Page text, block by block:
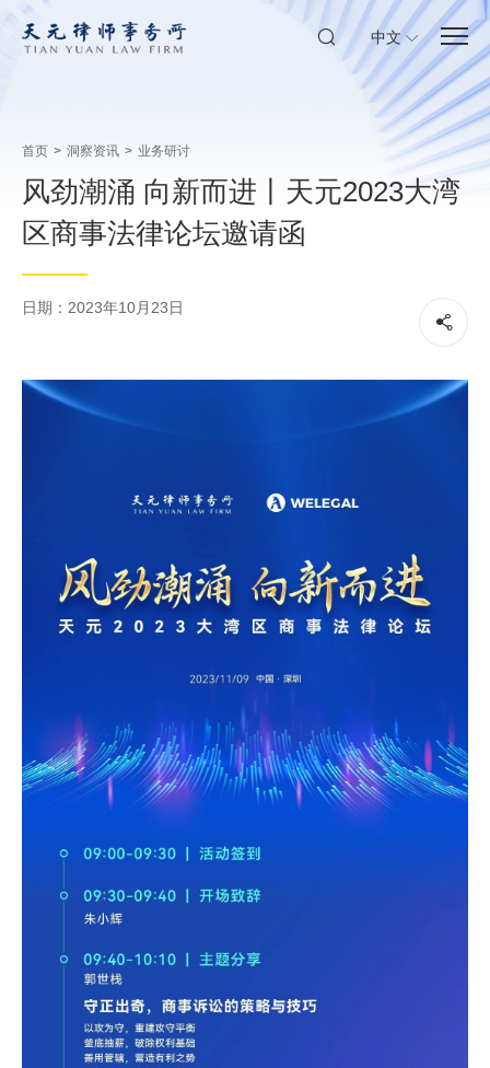
中文
首页 > 洞察资讯 > 业务研讨
风劲潮涌 向新而进丨天元2023大湾
区商事法律论坛邀请函
日期：2023年10月23日